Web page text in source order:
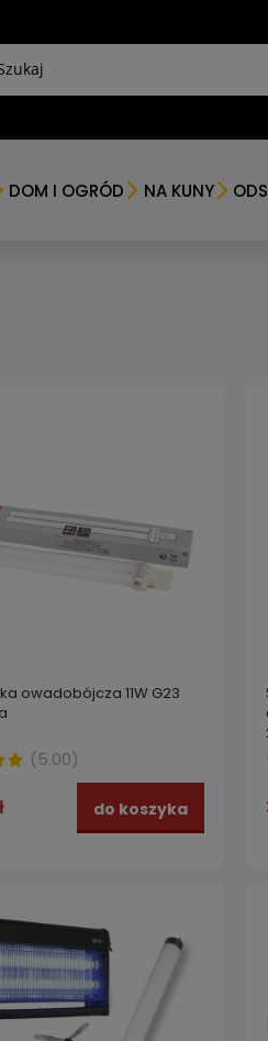
DOM I OGRÓD NA KUNY
owadobójcza 11W G23
(5.00)
do koszyka